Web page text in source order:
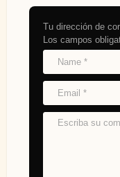
Tu dirección de
Los campos